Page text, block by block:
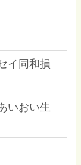
イ同和損
いおい生